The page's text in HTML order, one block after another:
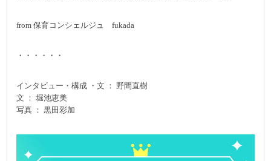
from 保育コンシェルジュ fukada
・・・・・・
インタビュー・構成 ・文 ： 野間直樹
文 ： 堀池恵美
写真 ： 黒田彩加